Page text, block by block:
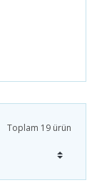
Toplam 19 ürün